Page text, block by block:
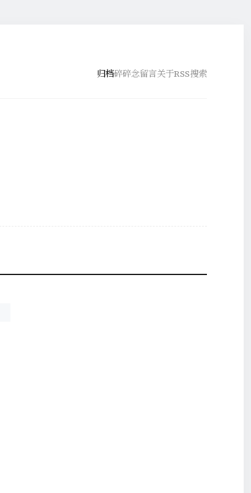
归档碎碎念留言关于RSS搜索